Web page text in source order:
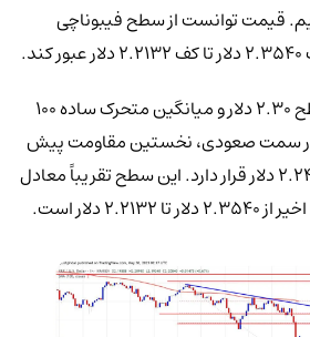
دلار بودیم. قیمت توانست از سطح فیبوناچی
در حال حاضر، XRP زیر سطح ۲.۳۰ دلار و میانگین متحرک ساده ۱۰۰
سمت صعودی، نخستین مقاومت پیش
روی قیمت در محدوده ۲.۲۴۴۰ دلار قرار دارد. این سطح تقریباً معادل